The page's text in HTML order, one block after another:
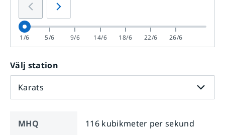
1/6 5/6 9/6 14/6 18/6 22/6 26/6
Välj station
Karats
MHQ 116 kubikmeter per sekund